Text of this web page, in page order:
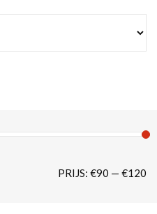
PRIJS: €90 — €120